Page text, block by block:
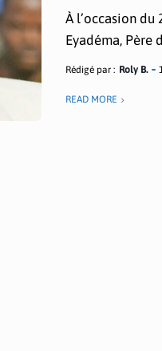
À l’occasion du
Eyadéma, Père
Rédigé par : Roly B.
READ MORE